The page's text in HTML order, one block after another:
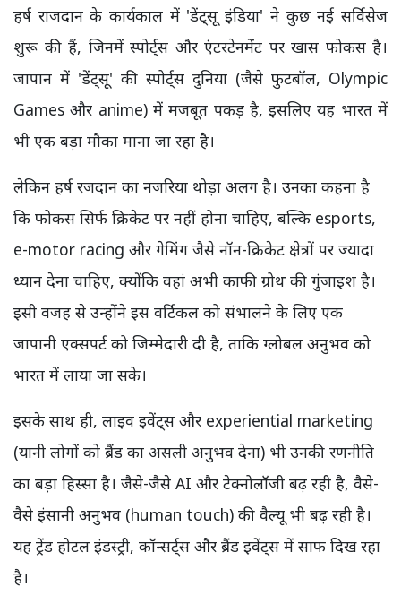
हर्ष राजदान के कार्यकाल में 'डेंट्सू इंडिया' ने कुछ नई सर्विसेज
शुरू की हैं, जिनमें स्पोर्ट्स और एंटरटेनमेंट पर खास फोकस है।
जापान में 'डेंट्सू' की स्पोर्ट्स दुनिया (जैसे फुटबॉल, Olympic
Games और anime) में मजबूत पकड़ है, इसलिए यह भारत में
भी एक बड़ा मौका माना जा रहा है।
लेकिन हर्ष रजदान का नजरिया थोड़ा अलग है। उनका कहना है
कि फोकस सिर्फ क्रिकेट पर नहीं होना चाहिए, बल्कि esports,
e-motor racing और गेमिंग जैसे नॉन-क्रिकेट क्षेत्रों पर ज्यादा
ध्यान देना चाहिए, क्योंकि वहां अभी काफी ग्रोथ की गुंजाइश है।
इसी वजह से उन्होंने इस वर्टिकल को संभालने के लिए एक
जापानी एक्सपर्ट को जिम्मेदारी दी है, ताकि ग्लोबल अनुभव को
भारत में लाया जा सके।
इसके साथ ही, लाइव इवेंट्स और experiential marketing
(यानी लोगों को ब्रैंड का असली अनुभव देना) भी उनकी रणनीति
का बड़ा हिस्सा है। जैसे-जैसे AI और टेक्नोलॉजी बढ़ रही है, वैसे-
वैसे इंसानी अनुभव (human touch) की वैल्यू भी बढ़ रही है।
यह ट्रेंड होटल इंडस्ट्री, कॉन्सर्ट्स और ब्रैंड इवेंट्स में साफ दिख रहा
है।